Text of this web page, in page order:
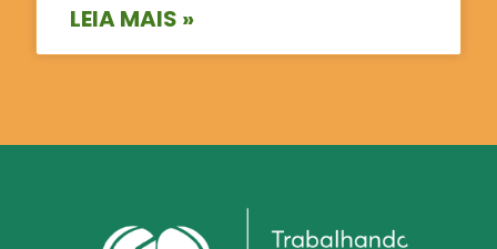
LEIA MAIS »